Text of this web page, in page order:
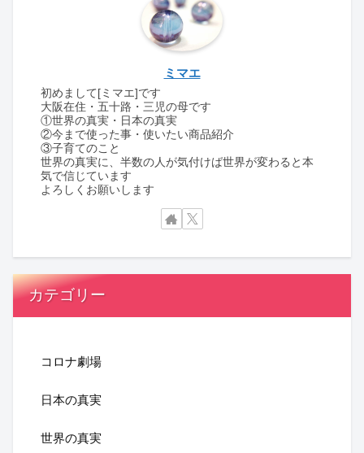
ミマエ
初めまして[ミマエ]です
大阪在住・五十路・三児の母です
①世界の真実・日本の真実
②今まで使った事・使いたい商品紹介
③子育てのこと
世界の真実に、半数の人が気付けば世界が変わると本
気で信じています
よろしくお願いします
カテゴリー
コロナ劇場
日本の真実
世界の真実